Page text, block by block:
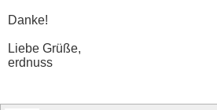
Danke!
Liebe Grüße,
erdnuss